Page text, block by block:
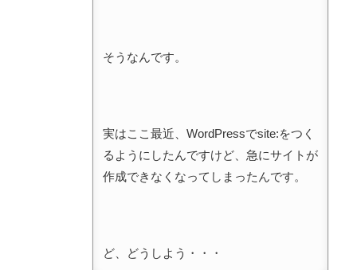
そうなんです。
実はここ最近、WordPressでsite:をつく
るようにしたんですけど、急にサイトが
作成できなくなってしまったんです。
ど、どうしよう・・・